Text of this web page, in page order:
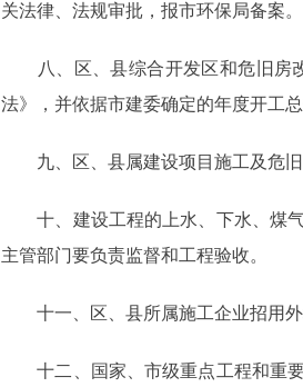
关法律、法规审批，报市环保局备案。
八、区、县综合开发区和危旧房改
法》，并依据市建委确定的年度开工
九、区、县属建设项目施工及危旧
十、建设工程的上水、下水、煤气
主管部门要负责监督和工程验收。
十一、区、县所属施工企业招用外
十二、国家、市级重点工程和重要